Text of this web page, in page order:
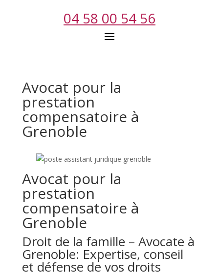
04 58 00 54 56
Avocat pour la
prestation
compensatoire à
Grenoble
Avocat pour la
prestation
compensatoire à
Grenoble
Droit de la famille – Avocate à
Grenoble: Expertise, conseil
et défense de vos droits